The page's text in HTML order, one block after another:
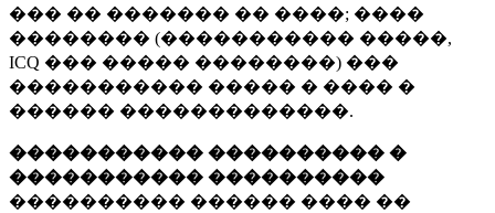
��� �� ������� �� ����; ����
�������� (����������� �����,
ICQ ��� ����� ��������) ���
����������� ����� � ���� �
������ �������������.
����������� ���������� �
����������� ����������
���������� ������ ���� ��